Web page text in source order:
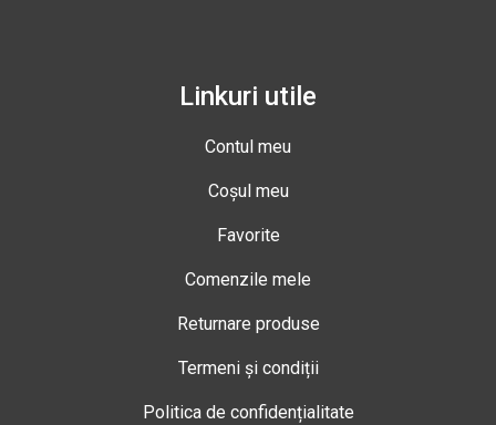
Linkuri utile
Contul meu
Coșul meu
Favorite
Comenzile mele
Returnare produse
Termeni și condiții
Politica de confidențialitate